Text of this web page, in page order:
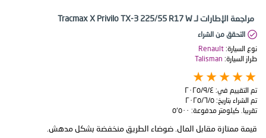
مراجعة الإطارات لـ Tracmax X Privilo TX-3 225/55 R17 W
التحقق من الشراء
نوع السيارة: Renault
طراز السيارة: Talisman
تم التقييم في: ٤‏/٩‏/٢٠٢٥
تم الشراء بتاريخ: ٥‏/٦‏/٢٠٢٥
تقريبا. كيلومتر مدفوعة: ٥٬٥٠٠
قيمة ممتازة مقابل المال. ضوضاء الطريق منخفضة بشكل مدهش.